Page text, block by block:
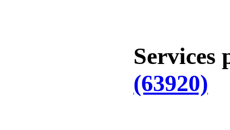
Services
(63920)